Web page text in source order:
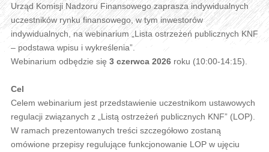
Urząd Komisji Nadzoru Finansowego zaprasza indywidualnych
uczestników rynku finansowego, w tym inwestorów
indywidualnych, na webinarium „Lista ostrzeżeń publicznych KNF
– podstawa wpisu i wykreślenia”.
Webinarium odbędzie się 3 czerwca 2026roku (10:00-14:15).
Cel
Celem webinarium jest przedstawienie uczestnikom ustawowych
regulacji związanych z „Listą ostrzeżeń publicznych KNF” (LOP).
W ramach prezentowanych treści szczegółowo zostaną
omówione przepisy regulujące funkcjonowanie LOP w ujęciu